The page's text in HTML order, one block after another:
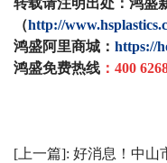
转载请注明出处：鸿盛
（http://
鸿盛阿里商城： https://
鸿盛免费热线 ： 400
[上一篇]: 好消息！中山